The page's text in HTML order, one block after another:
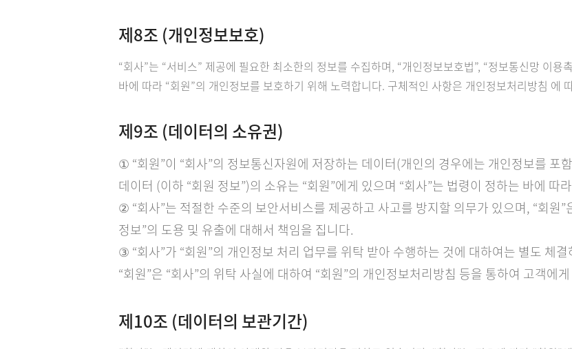
제8조 (개인정보보호)
“회사”는 “서비스” 제공에 필요한 최소한의 정보를 수집하며, “개인정보보호법”, “정보통신망 이
바에 따라 “회원”의 개인정보를 보호하기 위해 노력합니다. 구체적인 사항은 개인정보처리방침 에
제9조 (데이터의 소유권)
① “회원”이 “회사”의 정보통신자원에 저장하는 데이터(개인의 경우에는 개인정보를 포
데이터 (이하 “회원 정보”)의 소유는 “회원”에게 있으며 “회사”는 법령이 정하는 바에 따
② “회사”는 적절한 수준의 보안서비스를 제공하고 사고를 방지할 의무가 있으며, “회원”
정보”의 도용 및 유출에 대해서 책임을 집니다.
③ “회사”가 “회원”의 개인정보 처리 업무를 위탁 받아 수행하는 것에 대하여는 별도 체
“회원”은 “회사”의 위탁 사실에 대하여 “회원”의 개인정보처리방침 등을 통하여 고객에
제10조 (데이터의 보관기간)